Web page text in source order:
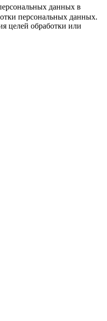
данных в
персональных данных.
целей обработки или